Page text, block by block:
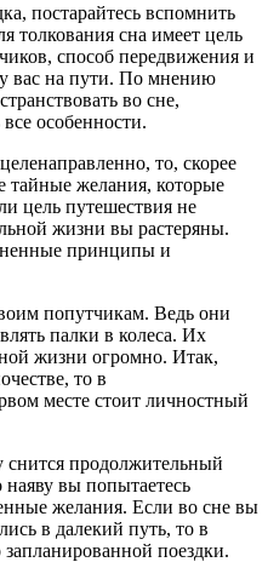
постарайтесь вспомнить
толкования сна имеет цель
способ передвижения и
у вас на пути. По мнению
во сне,
особенности.
то, скорее
тайные желания, которые
цель путешествия не
жизни вы растеряны.
принципы и
попутчикам. Ведь они
палки в колеса. Их
жизни огромно. Итак,
то в
месте стоит личностный
снится продолжительный
наяву вы попытаетесь
желания. Если во сне вы
в далекий путь, то в
запланированной поездки.